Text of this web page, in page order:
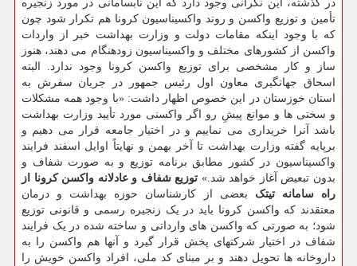
در گذشته، این نگرانی وجود دارد که این نابسامانی در مورد زنجیره
تأمین و توزیع واکسن و روند واکسیناسیون کرونا هم تکرار شود چون
که با وجود اینکه مقامات دولت و وزارت بهداشت خبر از واردات
واکسن از کشورهای مختلف و واکسیناسیون زودهنگام می دهند، هنوز
ساز و کار مشخصی برای توزیع واکسن کرونا وجود ندارد. البته
اسحاق جهانگیری معاون اول رئیس جمهور در جریان سفرش به
استان خوزستان در این خصوص اظهار داشت: «با وجود همه مشکلات
و سختی ها و موانع پیشِ رو اگر واکسنی مورد تأیید وزارت بهداشت
باشد آنرا خریداری می نماییم و در اختیار جامعه قرار می دهیم و
برپایه گفته وزارت بهداشت تا آخر بهمن و نهایتاً اوایل اسفند فرایند
واکسیناسیون در کشور مطابق برنامه توزیع و به صورت شفاف و
بدون تبعیض آغاز خواهد شد.» توزیع شفاف و عادلانه واکسن کرونا از
راه سامانه تیتک بعضی از کارشناسان حوزه بهداشت و درمان
معتقدند که واکسن کرونا باید در یک زنجیره رسمی و قانونی توزیع
شود؛ به صورتی که واکسن های وارداتی و ساخته شده در یک فرایند
شفاف در اختیار شرکتهای پخش قرار گیرد و آنها هم واکسن را به
داروخانه ها تحویل دهند و بر مبنای کد ملی، افراد واکسن خویش را